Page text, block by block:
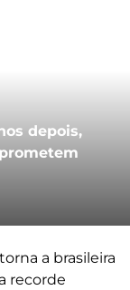
depois,